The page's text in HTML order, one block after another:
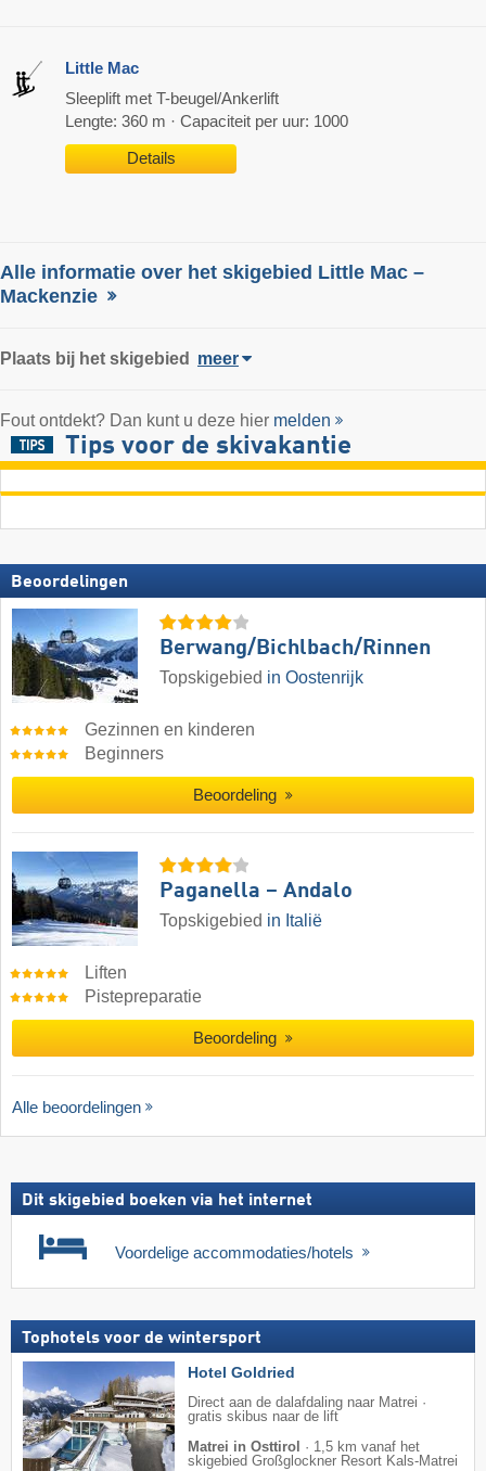
Little Mac
Sleeplift met T-beugel/Ankerlift
Lengte: 360 m · Capaciteit per uur: 1000
Details
Alle informatie over het skigebied Little Mac –
Mackenzie
Plaats bij het skigebied meer
Fout ontdekt? Dan kunt u deze hier melden
Tips voor de skivakantie
Beoordelingen
Berwang/​Bichlbach/​Rinnen
Topskigebied in Oostenrijk
Gezinnen en kinderen
Beginners
Beoordeling
Paganella – Andalo
Topskigebied in Italië
Liften
Pistepreparatie
Beoordeling
Alle beoordelingen
Dit skigebied boeken via het internet
Voordelige accommodaties/hotels
Tophotels voor de wintersport
Hotel Goldried
Direct aan de dalafdaling naar Matrei ·
gratis skibus naar de lift
Matrei in Osttirol
· 1,5 km vanaf het
skigebied Großglockner Resort Kals-Matrei